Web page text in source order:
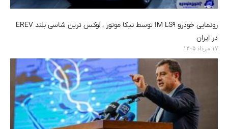
رونمایی خودرو IM LS9 توسط نیکا موتور ، لوکس ترین شاسی بلند EREV
در ایران
۱۷ مرداد ۱۴۰۵